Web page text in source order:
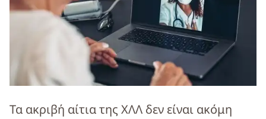
Τα ακριβή αίτια της ΧΛΛ δεν είναι ακόμη